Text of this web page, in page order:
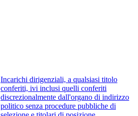
Incarichi dirigenziali, a qualsiasi titolo
conferiti, ivi inclusi quelli conferiti
discrezionalmente dall'organo di indirizzo
politico senza procedure pubbliche di